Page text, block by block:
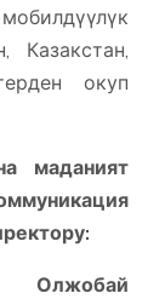
Казакстан,
окуп
маданият